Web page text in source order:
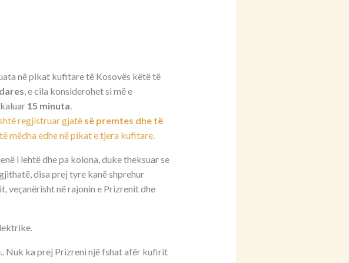
në pikat kufitare të Kosovës këtë të
, e cila konsiderohet si më e
15 minuta.
regjistruar gjatë së premtes dhe të
mëdha edhe në pikat e tjera kufitare.
i lehtë dhe pa kolona, duke theksuar se
disa prej tyre kanë shprehur
veçanërisht në rajonin e Prizrenit dhe
Nuk ka prej Prizreni një fshat afër kufirit